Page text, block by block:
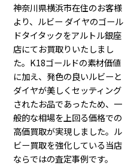
神奈川県横浜市在住のお客様
より、ルビー ダイヤのゴール
ドタイタックをアルトル銀座
店にてお買取りいたしまし
た。K18ゴールドの素材価値
に加え、発色の良いルビーと
ダイヤが美しくセッティング
されたお品であったため、一
般的な相場を上回る価格での
高価買取が実現しました。ル
ビー買取を強化している当店
ならではの査定事例です。